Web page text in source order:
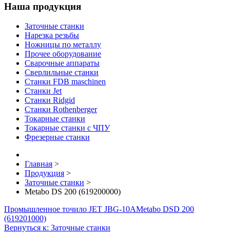
Наша продукция
Заточные станки
Нарезка резьбы
Ножницы по металлу
Прочее оборудование
Сварочные аппараты
Сверлильные станки
Станки FDB maschinen
Станки Jet
Станки Ridgid
Станки Rothenberger
Токарные станки
Токарные станки с ЧПУ
Фрезерные станки
Главная >
Продукция >
Заточные станки >
Metabo DS 200 (619200000)
Промышленное точило JET JBG-10AMetabo DSD 200
(619201000)
Вернуться к: Заточные станки